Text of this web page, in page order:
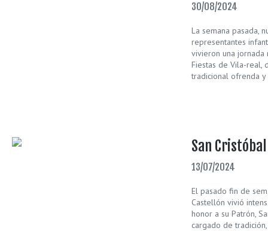
30/08/2024
La semana pasada,
representantes
vivieron una jornada
Fiestas de Vila-real,
tradicional ofrenda
San Cristóbal
13/07/2024
El pasado fin de
Castellón vivió
honor a su Patrón,
cargado de